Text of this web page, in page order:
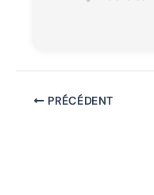
PRÉCÉDENT